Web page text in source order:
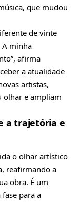
que mudou
de vinte
A minha
afirma
a atualidade
artistas,
olhar e ampliam
a trajetória e
o olhar artístico
reafirmando a
obra. É um
para a